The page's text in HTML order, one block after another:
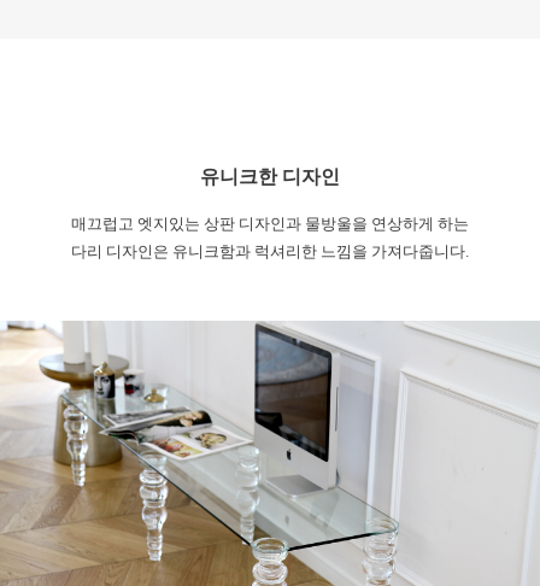
유니크한 디자인
매끄럽고 엣지있는 상판 디자인과 물방울을 연상하게 하는
다리 디자인은 유니크함과 럭셔리한 느낌을 가져다줍니다.